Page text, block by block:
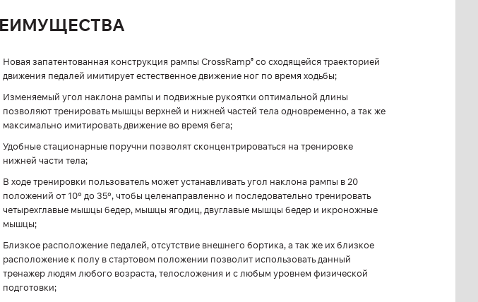
Новая запатентованная конструкция рампы CrossRamp® со сходящейся траекторией
движения педалей имитирует естественное движение ног по время ходьбы;
Изменяемый угол наклона рампы и подвижные рукоятки оптимальной длины
позволяют тренировать мышцы верхней и нижней частей тела одновременно, а так же
максимально имитировать движение во время бега;
Удобные стационарные поручни позволят сконцентрироваться на тренировке
нижней части тела;
В ходе тренировки пользователь может устанавливать угол наклона рампы в 20
положений от 10° до 35°, чтобы целенаправленно и последовательно тренировать
четырехглавые мышцы бедер, мышцы ягодиц, двуглавые мышцы бедер и икроножные
мышцы;
Близкое расположение педалей, отсутствие внешнего бортика, а так же их близкое
расположение к полу в стартовом положении позволит использовать данный
тренажер людям любого возраста, телосложения и с любым уровнем физической
подготовки;